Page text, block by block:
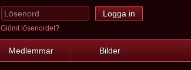
Glömt lösenordet?
Medlemmar Bilder